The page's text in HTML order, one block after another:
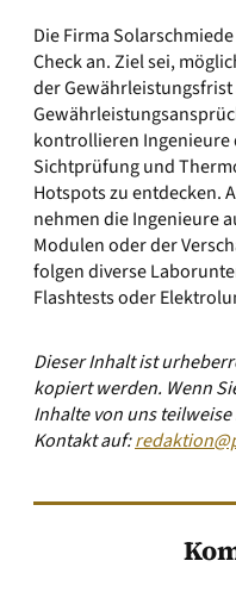
Die Firma
Check an. Ziel sei,
der
kontrollieren Ingenieure
Sichtprüfung und
Hotspots zu entdecken.
nehmen die Ingenieure
Modulen oder der
folgen diverse
Flashtests oder
Dieser Inhalt ist
kopiert werden. Wenn
Inhalte von uns
Kontakt auf: